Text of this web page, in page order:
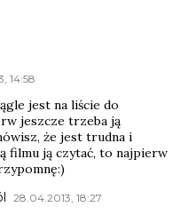
14:58
jest na liście do
jeszcze trzeba ją
że jest trudna i
filmu ją czytać, to najpierw
28.04.2013, 18:27